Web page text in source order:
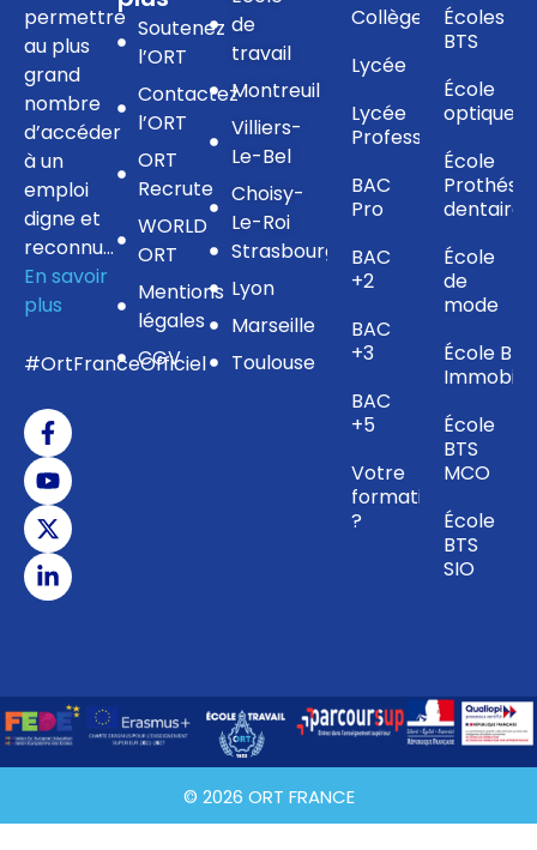
permettre
au plus
grand
nombre
d’accéder
à un
emploi
digne et
reconnu…
En savoir
plus
#OrtFranceOfficiel
Soutenez
l’ORT
Contactez
l’ORT
ORT
Recrute
WORLD
ORT
Mentions
légales
CGV
de
travail
Montreuil
Villiers-
Le-Bel
Choisy-
Le-Roi
Strasbourg
Lyon
Marseille
Toulouse
Collège
Lycée
Lycée
Professionnel
BAC
Pro
BAC
+2
BAC
+3
BAC
+5
Votre
formation
?
Écoles
BTS
École
optique
École
dentaire
École
de
mode
École BTS
École
BTS
MCO
École
BTS
SIO
© 2026 ORT FRANCE